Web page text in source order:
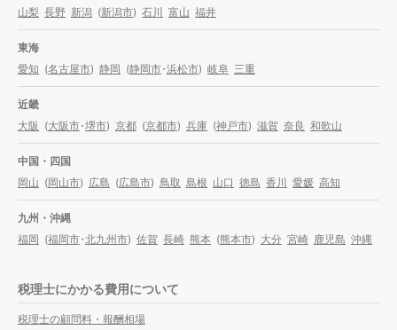
山梨 長野 新潟 (新潟市) 石川 富山 福井
東海
愛知 (名古屋市) 静岡 (静岡市・浜松市) 岐阜 三重
近畿
大阪 (大阪市・堺市) 京都 (京都市) 兵庫 (神戸市) 滋賀 奈良 和歌山
中国・四国
岡山 (岡山市) 広島 (広島市) 鳥取 島根 山口 徳島 香川 愛媛 高知
九州・沖縄
福岡 (福岡市・北九州市) 佐賀 長崎 熊本 (熊本市) 大分 宮崎 鹿児島 沖縄
税理士にかかる費用について
税理士の顧問料・報酬相場